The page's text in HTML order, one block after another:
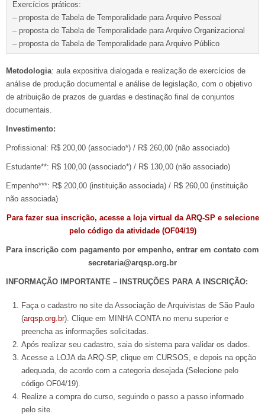
Exercícios práticos:
– proposta de Tabela de Temporalidade para Arquivo Pessoal
– proposta de Tabela de Temporalidade para Arquivo Organizacional
– proposta de Tabela de Temporalidade para Arquivo Público
Metodologia: aula expositiva dialogada e realização de exercícios de
análise de produção documental e análise de legislação, com o objetivo
de atribuição de prazos de guardas e destinação final de conjuntos
documentais.
Investimento:
Profissional: R$ 200,00 (associado*) / R$ 260,00 (não associado)
Estudante**: R$ 100,00 (associado*) / R$ 130,00 (não associado)
Empenho***: R$ 200,00 (instituição associada) / R$ 260,00 (instituição
não associada)
Para fazer sua inscrição, acesse a loja virtual da ARQ-SP e selecione
pelo código da atividade (OF04/19)
Para inscrição com pagamento por empenho, entrar em contato com
secretaria@arqsp.org.br
INFORMAÇÃO IMPORTANTE – INSTRUÇÕES PARA A INSCRIÇÃO:
Faça o cadastro no site da Associação de Arquivistas de São Paulo
(arqsp.org.br). Clique em MINHA CONTA no menu superior e
preencha as informações solicitadas.
Após realizar seu cadastro, saia do sistema para validar os dados.
Acesse a LOJA da ARQ-SP, clique em CURSOS, e depois na opção
adequada, de acordo com a categoria desejada (Selecione pelo
código OF04/19).
Realize a compra do curso, seguindo o passo a passo informado
pelo site.